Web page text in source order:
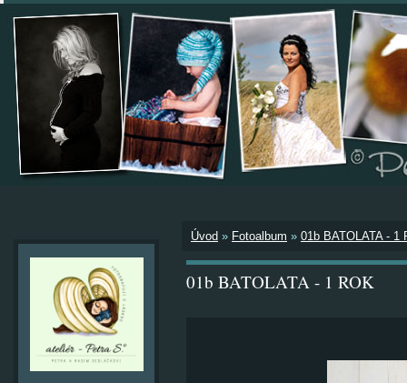
Úvod » Fotoalbum » 01b BATOLATA - 1
01b BATOLATA - 1 ROK